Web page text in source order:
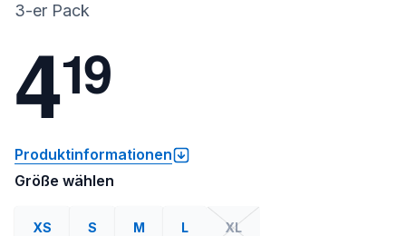
3-er Pack
419
Produktinformationen
Größe wählen
XS S M L XL